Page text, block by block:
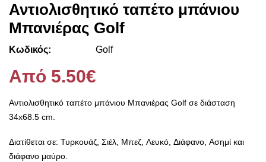
Αντιολισθητικό ταπέτο μπάνιου
Μπανιέρας Golf
Κωδικός: Golf
Από 5.50€
Αντιολισθητικό ταπέτο μπάνιου Μπανιέρας Golf σε διάσταση
34x68.5 cm.
Διατίθεται σε: Τυρκουάζ, Σιέλ, Μπεζ, Λευκό, Διάφανο, Ασημί και
διάφανο μαύρο.